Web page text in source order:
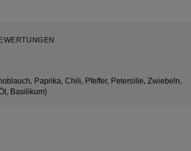
Paprika, Chili, Pfeffer, Petersilie, Zwiebeln,
Basilikum)